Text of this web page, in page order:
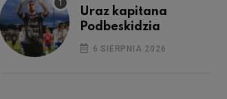
Uraz kapitana
Podbeskidzia
6 SIERPNIA 2026